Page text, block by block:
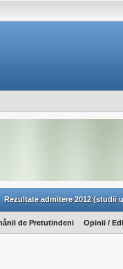
Rezultate admitere 2012 (studii
de Pretutindeni Opinii /